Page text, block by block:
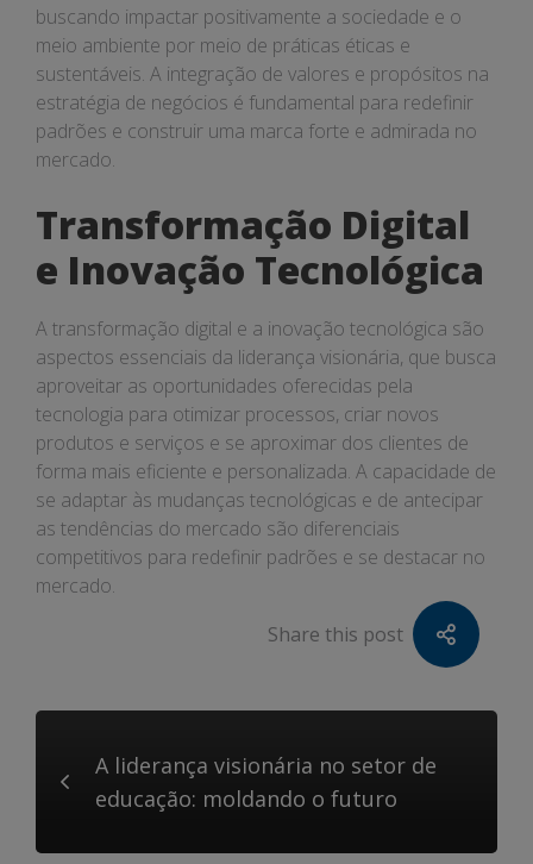
buscando impactar positivamente a sociedade e o
meio ambiente por meio de práticas éticas e
sustentáveis. A integração de valores e propósitos na
estratégia de negócios é fundamental para redefinir
padrões e construir uma marca forte e admirada no
mercado.
Transformação Digital
e Inovação Tecnológica
A transformação digital e a inovação tecnológica são
aspectos essenciais da liderança visionária, que busca
aproveitar as oportunidades oferecidas pela
tecnologia para otimizar processos, criar novos
produtos e serviços e se aproximar dos clientes de
forma mais eficiente e personalizada. A capacidade de
se adaptar às mudanças tecnológicas e de antecipar
as tendências do mercado são diferenciais
competitivos para redefinir padrões e se destacar no
mercado.
Share this post
A liderança visionária no setor de
educação: moldando o futuro